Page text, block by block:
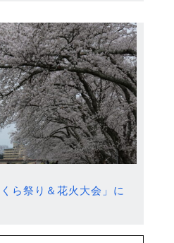
ら祭り＆花火大会」に